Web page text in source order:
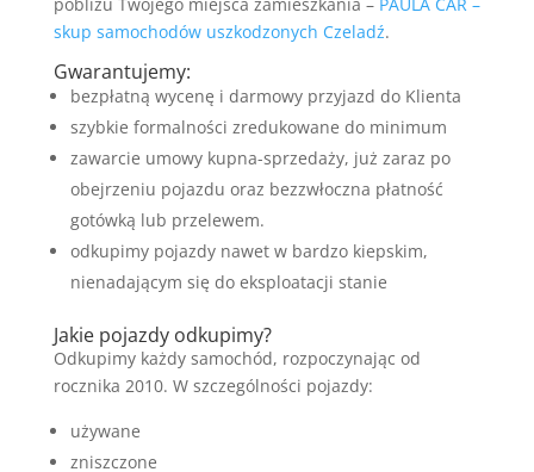
skup samochodów uszkodzonych Czeladź.
Gwarantujemy:
bezpłatną wycenę i darmowy przyjazd do Klienta
szybkie formalności zredukowane do minimum
zawarcie umowy kupna-sprzedaży, już zaraz po
obejrzeniu pojazdu oraz bezzwłoczna płatność
gotówką lub przelewem.
odkupimy pojazdy nawet w bardzo kiepskim,
nienadającym się do eksploatacji stanie
Jakie pojazdy odkupimy?
Odkupimy każdy samochód, rozpoczynając od
rocznika 2010. W szczególności pojazdy:
używane
zniszczone